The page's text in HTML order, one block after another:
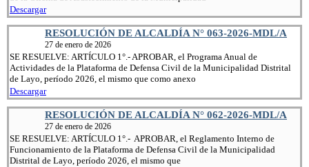
Descargar
RESOLUCIÓN DE ALCALDÍA N° 063-2026-MDL/A
27 de enero de 2026
SE RESUELVE: ARTÍCULO 1°.- APROBAR, el Programa Anual de
Actividades de la Plataforma de Defensa Civil de la Municipalidad Distrital
de Layo, período 2026, el mismo que como anexo
Descargar
RESOLUCIÓN DE ALCALDÍA N° 062-2026-MDL/A
27 de enero de 2026
SE RESUELVE: ARTÍCULO 1°.- APROBAR, el Reglamento Interno de
Funcionamiento de la Plataforma de Defensa Civil de la Municipalidad
Distrital de Layo, período 2026, el mismo que